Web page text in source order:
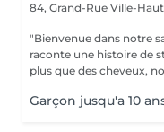
84, Grand-Rue Ville-
"Bienvenue dans notre
raconte une histoire de
plus que des cheveux,
Garçon jusqu'a 10